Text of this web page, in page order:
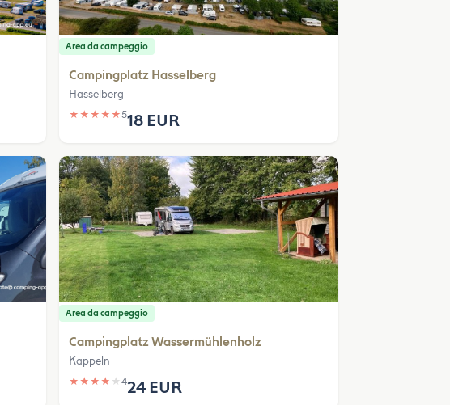
Area da campeggio
Campingplatz Hasselberg
Hasselberg
★ ★ ★ ★ ★518 EUR
Area da campeggio
Campingplatz Wassermühlenholz
Kappeln
★ ★ ★ ★ ★ 424 EUR